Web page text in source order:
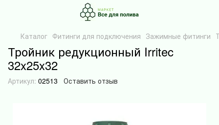
Каталог Фитинги для подключения Зажимные фитинги
Тройник редукционный Irritec
32x25x32
Артикул: 02513 Оставить отзыв